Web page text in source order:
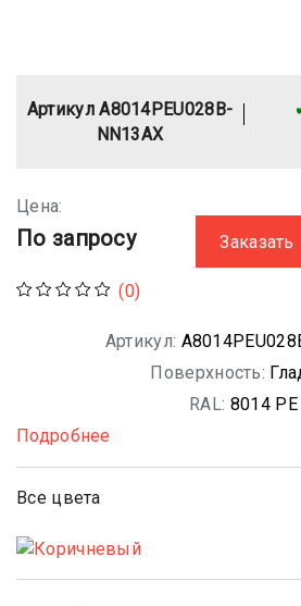
Артикул A8014PEU028B-
NN13AX
Цена:
По запросу Заказать
(0)
Артикул:
Поверхность:
RAL: 8014 PE
Подробнее
Все цвета